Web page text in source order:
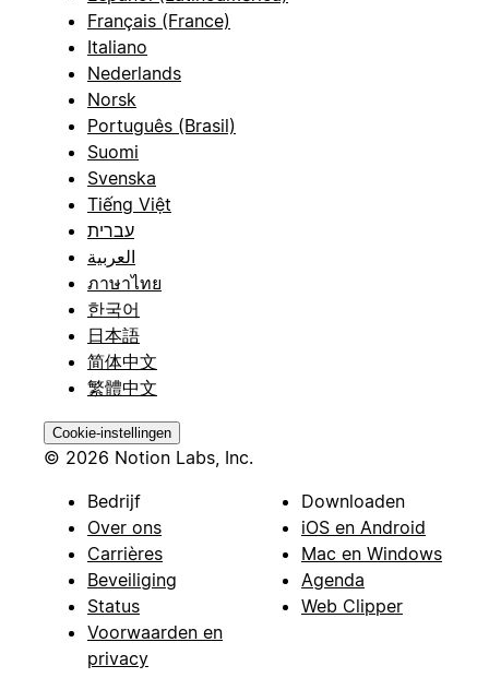
Français (France)
Italiano
Nederlands
Norsk
Português (Brasil)
Suomi
Svenska
Tiếng Việt
עברית
العربية
ภาษาไทย
한국어
日本語
简体中文
繁體中文
Cookie-instellingen
© 2026 Notion Labs, Inc.
Bedrijf
Over ons
Carrières
Beveiliging
Status
Voorwaarden en
privacy
Downloaden
iOS en Android
Mac en Windows
Agenda
Web Clipper